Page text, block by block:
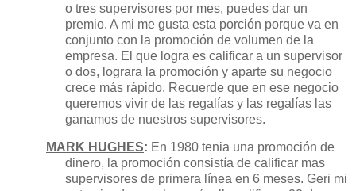
o tres supervisores por mes, puedes dar un
premio. A mi me gusta esta porción porque va en
conjunto con la promoción de volumen de la
empresa. El que logra es calificar a un supervisor
o dos, lograra la promoción y aparte su negocio
crece más rápido. Recuerde que en ese negocio
queremos vivir de las regalías y las regalías las
ganamos de nuestros supervisores.
MARK HUGHES: En 1980 tenia una promoción de
dinero, la promoción consistía de calificar mas
supervisores de primera línea en 6 meses. Geri mi